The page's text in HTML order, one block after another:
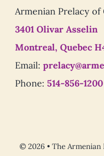
Armenian Prelacy of
3401 Olivar Asselin
Montreal, Quebec
Email:
Phone: 514-856-1200
© 2026 • The Armenian